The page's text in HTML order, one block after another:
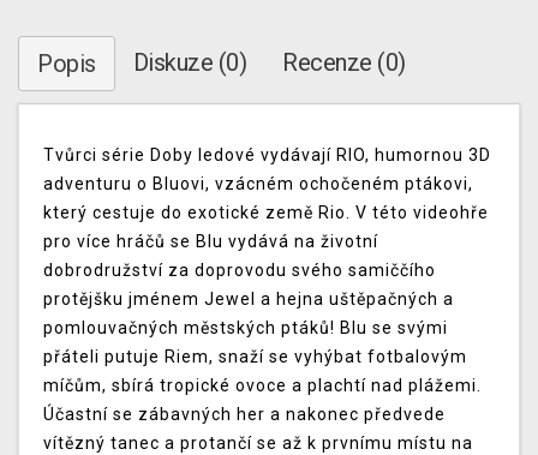
Popis Diskuze (0) Recenze (0)
Tvůrci série Doby ledové vydávají RIO, humornou 3D
adventuru o Bluovi, vzácném ochočeném ptákovi,
který cestuje do exotické země Rio. V této videohře
pro více hráčů se Blu vydává na životní
dobrodružství za doprovodu svého samiččího
protějšku jménem Jewel a hejna uštěpačných a
pomlouvačných městských ptáků! Blu se svými
přáteli putuje Riem, snaží se vyhýbat fotbalovým
míčům, sbírá tropické ovoce a plachtí nad plážemi.
Účastní se zábavných her a nakonec předvede
vítězný tanec a protančí se až k prvnímu místu na